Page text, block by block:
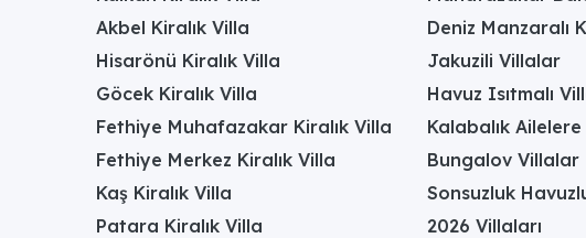
Özel ve tamamen korunaklı havuz dikdörtgen tiptedir;
Havuzun özellikleri nelerdir?
Villada 8 metre uzunluğunda ve 4 metre genişliğindeki özel
korunaklı yapısıyla, özellikle gizliliğe önem veren misafirler
Villada jakuzi var mı?
Evet, birinci yatak odasında rahatlatıcı bir jakuzi
Akbel Kiralık Villa
Hisarönü Kiralık Villa
Göcek Kiralık Villa
Fethiye Muhafazakar Kiralık Villa
Fethiye Merkez Kiralık Villa
Kaş Kiralık Villa
Patara Kiralık Villa
Deniz Manzaralı
Jakuzili Villalar
Havuz Isıtmalı
Kalabalık
Bungalov Villalar
Sonsuzluk
2026 Villaları